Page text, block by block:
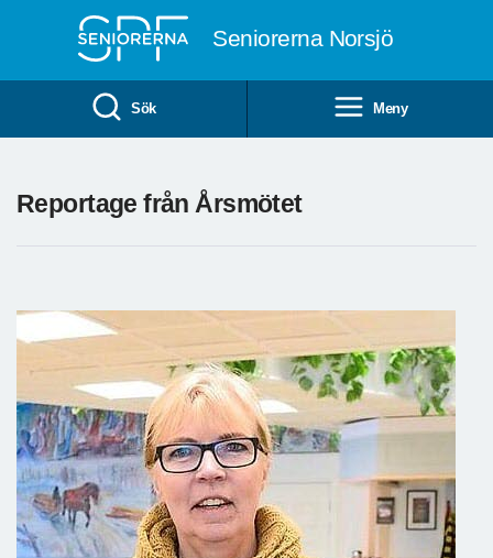
Seniorerna Norsjö
Sök Meny
Reportage från Årsmötet